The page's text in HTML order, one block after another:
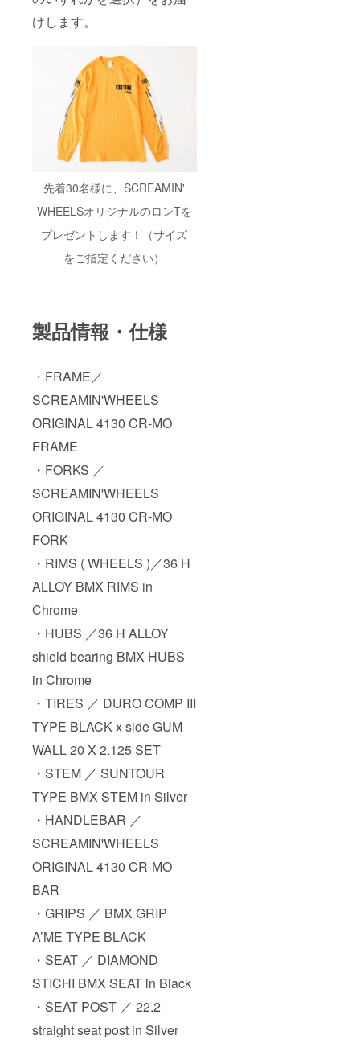
けします。
先着30名様に、SCREAMIN'
WHEELSオリジナルのロンTを
プレゼントします！（サイズ
をご指定ください）
製品情報・仕様
・FRAME／
SCREAMIN'WHEELS
ORIGINAL 4130 CR-MO
FRAME
・FORKS ／
SCREAMIN'WHEELS
ORIGINAL 4130 CR-MO
FORK
・RIMS ( WHEELS )／36 H
ALLOY BMX RIMS in
Chrome
・HUBS ／36 H ALLOY
shield bearing BMX HUBS
in Chrome
・TIRES ／ DURO COMP III
TYPE BLACK x side GUM
WALL 20 X 2.125 SET
・STEM ／ SUNTOUR
TYPE BMX STEM in Silver
・HANDLEBAR ／
SCREAMIN'WHEELS
ORIGINAL 4130 CR-MO
BAR
・GRIPS ／ BMX GRIP
A’ME TYPE BLACK
・SEAT ／ DIAMOND
STICHI BMX SEAT in Black
・SEAT POST ／ 22.2
straight seat post in Silver